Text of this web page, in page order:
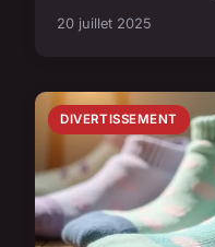
20 juillet 2025
DIVERTISSEMENT